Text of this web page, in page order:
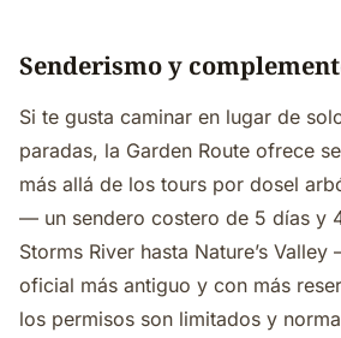
Senderismo y
Si te gusta caminar en lugar de
paradas, la Garden Route ofrece
más allá de los tours por dosel
— un sendero costero de 5 días y
Storms River hasta Nature’s
oficial más antiguo y con más
los permisos son limitados y